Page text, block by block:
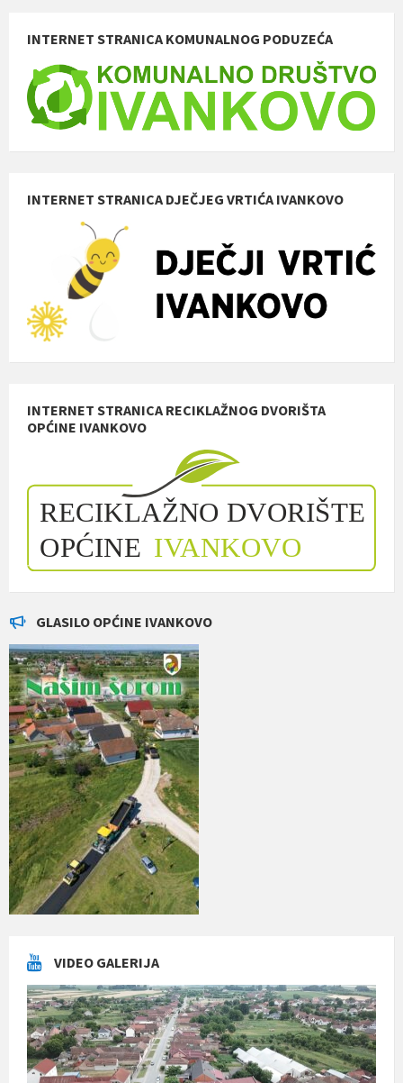
INTERNET STRANICA KOMUNALNOG PODUZEĆA
INTERNET STRANICA DJEČJEG VRTIĆA IVANKOVO
INTERNET STRANICA RECIKLAŽNOG DVORIŠTA
OPĆINE IVANKOVO
GLASILO OPĆINE IVANKOVO
VIDEO GALERIJA